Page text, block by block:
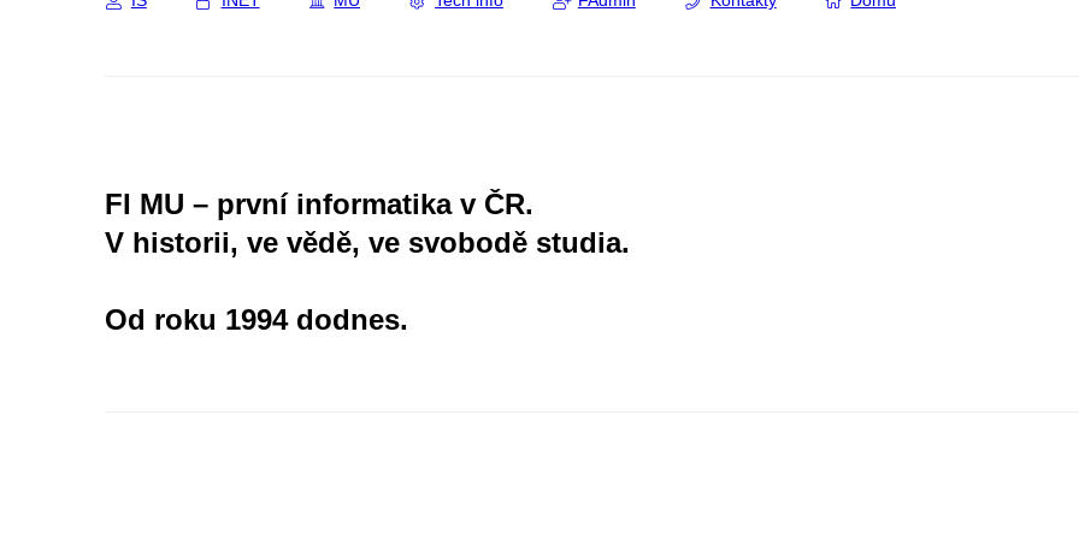
FI MU – první informatika v ČR.
V historii, ve vědě, ve svobodě studia.
Od roku 1994 dodnes.